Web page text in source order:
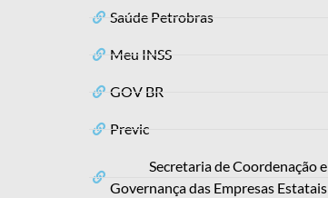
Saúde Petrobras
Meu INSS
GOV BR
Previc
Secretaria de Coordenação e
Governança das Empresas Estatais